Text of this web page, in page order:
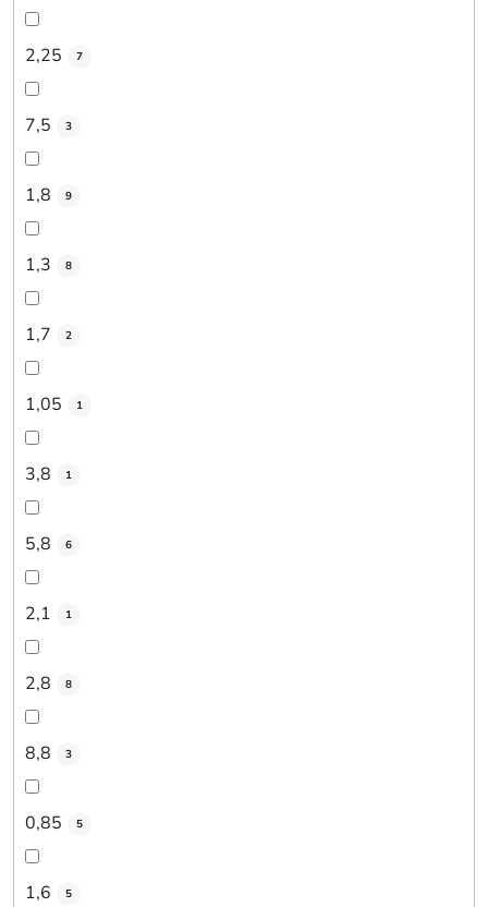
2,25 7
7,5 3
1,8 9
1,3 8
1,7 2
1,05 1
3,8 1
5,8 6
2,1 1
2,8 8
8,8 3
0,85 5
1,6 5